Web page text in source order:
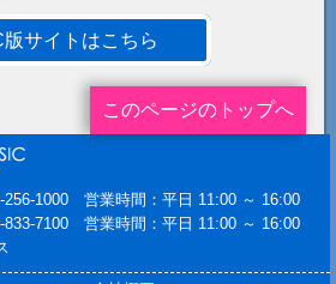
版サイトはこちら
このページのトップへ
1000 営業時間：平日 11:00 ～ 16:00
7100 営業時間：平日 11:00 ～ 16:00